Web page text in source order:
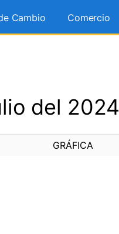
Cambio Comercio
del 2024
GRÁFICA